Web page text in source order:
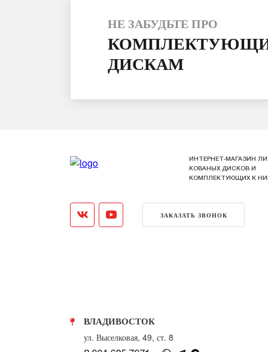
НЕ ЗАБУДЬТЕ ПРО
ДИСКАМ
ИНТЕРНЕТ-МАГАЗИН
КОВАНЫХ ДИСКОВ И
КОМПЛЕКТУЮЩИХ К
ЗАКАЗАТЬ ЗВОНОК
ВЛАДИВОСТОК
ул. Выселковая, 49, ст. 8